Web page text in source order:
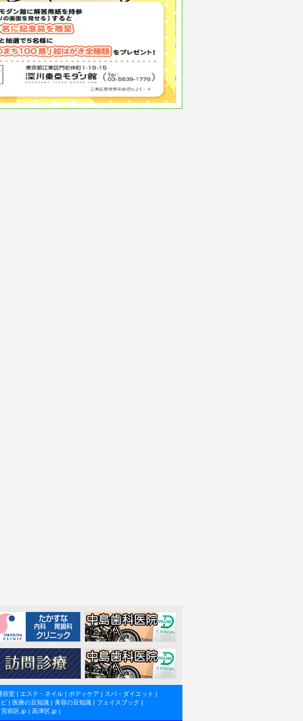
容室| エステ・ネイル| ボディケア | スパ・ダイエット |
| 医療の豆知識| 美容の豆知識| フェイスブック |
宮前区.jp | 高津区.jp |